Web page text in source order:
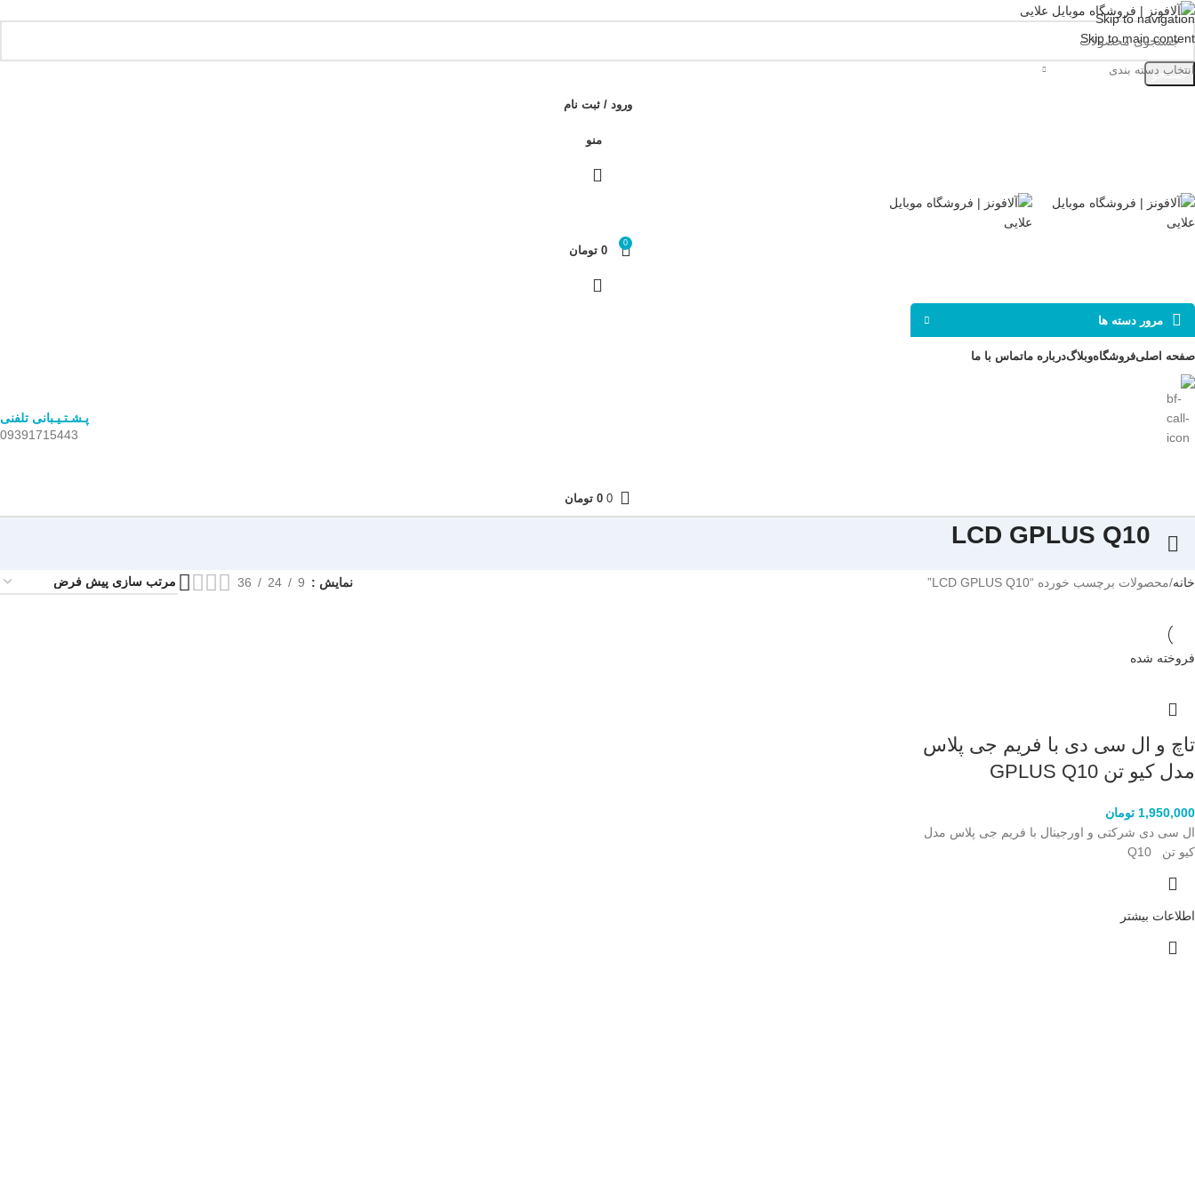
Skip to navigation
Skip to main content
انتخاب دسته بندی
جستجو
ورود / ثبت نام
منو
0
0 تومان
مرور دسته ها
صفحه اصلیفروشگاهوبلاگدرباره ماتماس با ما
پـشـتـیـبانی تلفنی
09391715443
0
0 تومان
LCD GPLUS Q10
خانه محصولات برچسب خورده “LCD GPLUS Q10” نمایش 9
24
36
فروخته شده
تاچ و ال سی دی با فریم جی پلاس
مدل کیو تن GPLUS Q10
1,950,000 تومان
ال سی دی شرکتی و اورجینال با فریم جی پلاس مدل
کیو تن Q10
اطلاعات بیشتر